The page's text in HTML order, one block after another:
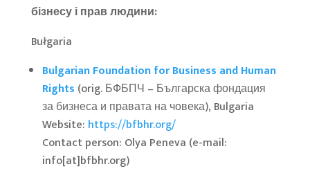
бізнесу і прав людини:
Bułgaria
Bulgarian Foundation for Business and Human
Rights (orig. БФБПЧ – Българска фондация
за бизнеса и правата на човека), Bulgaria
Website: https://bfbhr.org/
Contact person: Olya Peneva (e-mail:
info[at]bfbhr.org)